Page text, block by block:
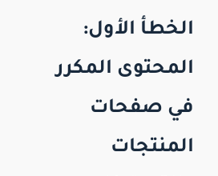
الخطأ الأول:
المحتوى المكرر
في صفحات
المنتجات